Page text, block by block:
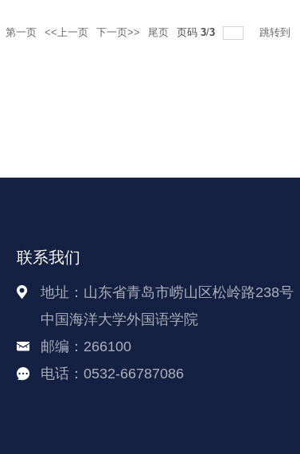
学实验研究、二语语用能力发展与测评、会话分析
第一页 <<上一页 下一页>> 尾页 页码 3/3 跳转到
联系我们
地址：山东省青岛市崂山区松岭路238号
中国海洋大学外国语学院
邮编：266100
电话：0532-66787086